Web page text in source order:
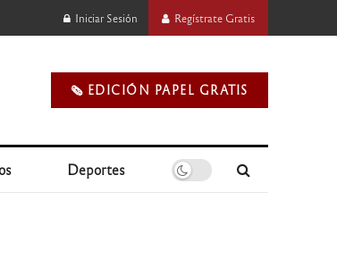
Iniciar Sesión Regístrate Gratis
🗞️ EDICIÓN PAPEL GRATIS
Deportes